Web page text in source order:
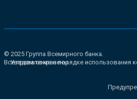
© 2025 Группа Всемирного банка.
Все права сохранены.
Уведомление о порядке использования